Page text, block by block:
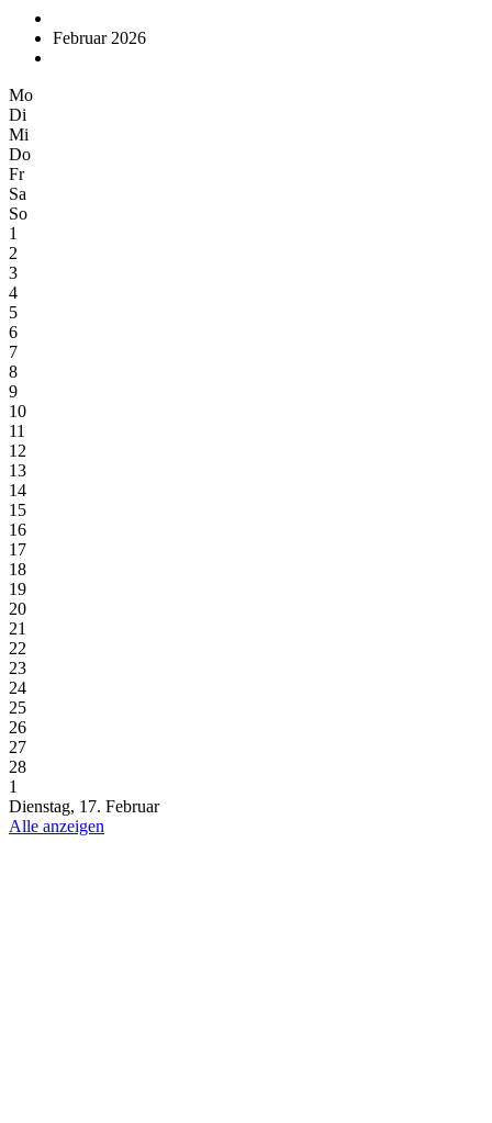
Februar 2026
Mo
Di
Mi
Do
Fr
Sa
So
1
2
3
4
5
6
7
8
9
10
11
12
13
14
15
16
17
18
19
20
21
22
23
24
25
26
27
28
1
Dienstag, 17. Februar
Alle anzeigen